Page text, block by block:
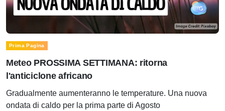
Prima Pagina
Meteo PROSSIMA SETTIMANA: ritorna
l'anticiclone africano
Gradualmente aumenteranno le temperature. Una nuova
ondata di caldo per la prima parte di Agosto